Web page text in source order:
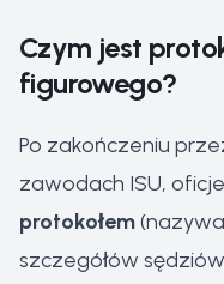
Czym jest
figurowego?
Po zakończeniu
zawodach ISU,
protokołem
szczegółów